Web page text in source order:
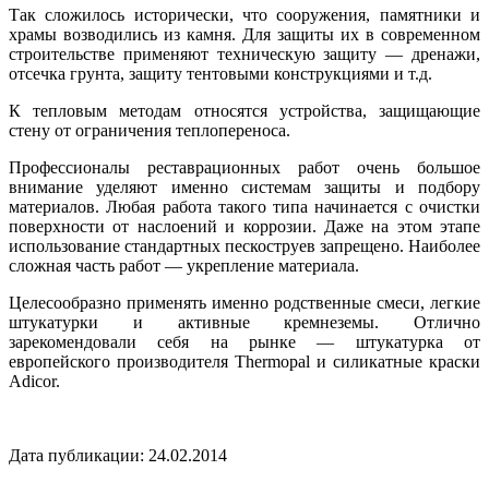
Так сложилось исторически, что сооружения, памятники и
храмы возводились из камня. Для защиты их в современном
строительстве применяют техническую защиту — дренажи,
отсечка грунта, защиту тентовыми конструкциями и т.д.
К тепловым методам относятся устройства, защищающие
стену от ограничения теплопереноса.
Профессионалы реставрационных работ очень большое
внимание уделяют именно системам защиты и подбору
материалов. Любая работа такого типа начинается с очистки
поверхности от наслоений и коррозии. Даже на этом этапе
использование стандартных пескоструев запрещено. Наиболее
сложная часть работ — укрепление материала.
Целесообразно применять именно родственные смеси, легкие
штукатурки и активные кремнеземы. Отлично
зарекомендовали себя на рынке — штукатурка от
европейского производителя Thermopal и силикатные краски
Adicor.
Дата публикации: 24.02.2014